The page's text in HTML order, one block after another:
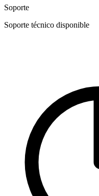
Soporte
Soporte técnico disponible